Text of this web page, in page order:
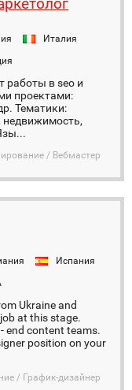
Италия
работы в seo и
проектами:
Тематики:
недвижимость,
/ Вебмастер
Испания
Ukraine and
at this stage.
end content teams.
position on your
/ График-дизайнер